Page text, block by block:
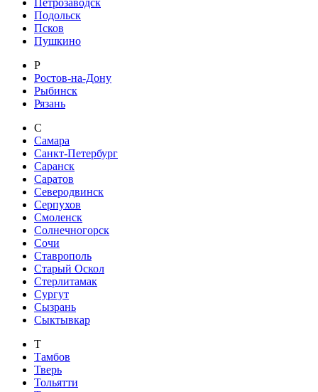
Петрозаводск
Подольск
Псков
Пушкино
Р
Ростов-на-Дону
Рыбинск
Рязань
С
Самара
Санкт-Петербург
Саранск
Саратов
Северодвинск
Серпухов
Смоленск
Солнечногорск
Сочи
Ставрополь
Старый Оскол
Стерлитамак
Сургут
Сызрань
Сыктывкар
Т
Тамбов
Тверь
Тольятти